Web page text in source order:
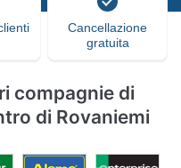
Cancellazione
gratuita
compagnie di
di Rovaniemi